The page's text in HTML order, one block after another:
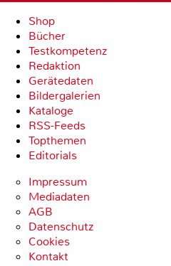
Shop
Bücher
Testkompetenz
Redaktion
Gerätedaten
Bildergalerien
Kataloge
RSS-Feeds
Topthemen
Editorials
Impressum
Mediadaten
AGB
Datenschutz
Cookies
Kontakt